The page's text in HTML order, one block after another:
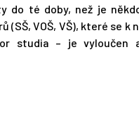
do té doby, než je
VOŠ, VŠ), které se k
studia – je vyloučen